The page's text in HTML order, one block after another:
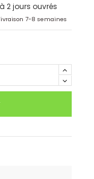
2 jours ouvrés
7-8 semaines